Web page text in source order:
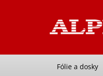
Fólie a dosky